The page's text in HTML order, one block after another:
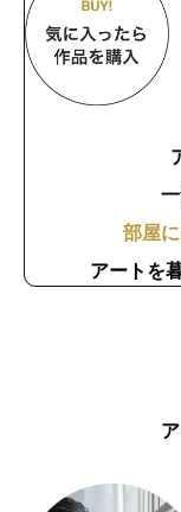
部屋
アートを